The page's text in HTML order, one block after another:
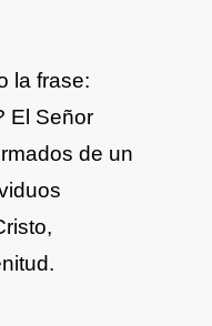
la frase:
El Señor
de un